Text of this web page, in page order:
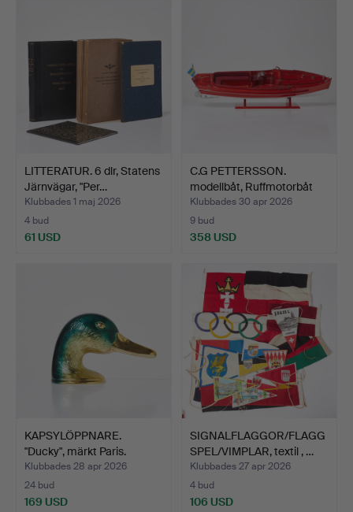
LITTERATUR. 6 dlr, Statens
Järnvägar, "Per…
Klubbades 1 maj 2026
4 bud
61 USD
C.G PETTERSSON.
modellbåt, Ruffmotorbåt
65…
Klubbades 30 apr 2026
9 bud
358 USD
KAPSYLÖPPNARE.
"Ducky", märkt Paris.
Klubbades 28 apr 2026
24 bud
169 USD
SIGNALFLAGGOR/FLAGG
SPEL/VIMPLAR, textil , …
Klubbades 27 apr 2026
4 bud
106 USD